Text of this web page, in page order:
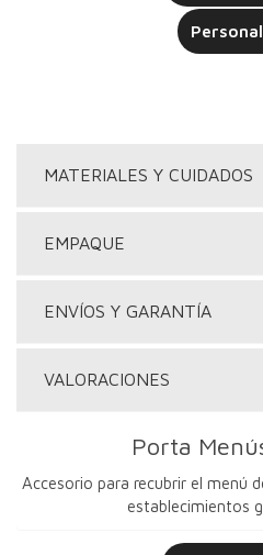
MATERIALES Y CUIDADOS
EMPAQUE
ENVÍOS Y GARANTÍA
VALORACIONES
Porta
Accesorio para recubrir el menú
establecimientos